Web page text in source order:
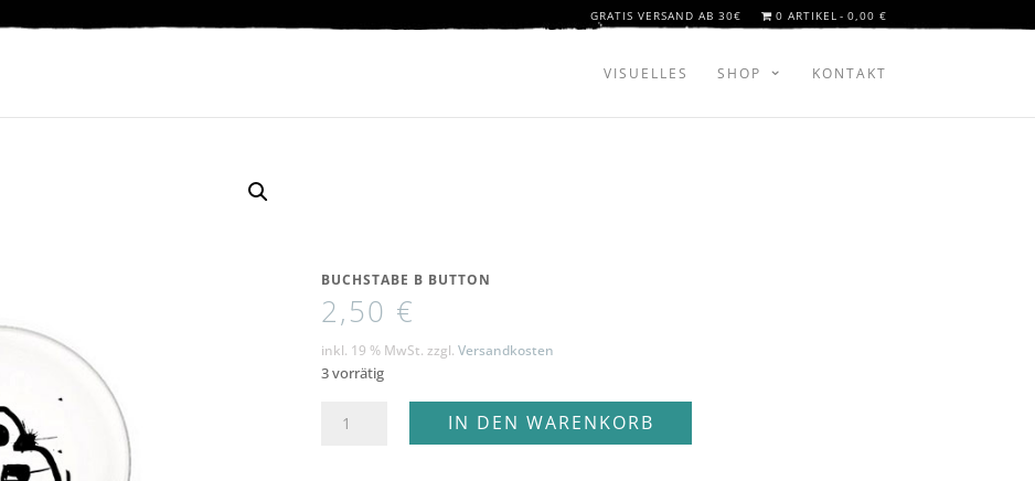
GRATIS VERSAND AB 30€ 0 ARTIKEL 0,00 €
VISUELLES SHOP KONTAKT
BUCHSTABE B BUTTON
2,50 €
inkl. 19 % MwSt. zzgl. Versandkosten
3 vorrätig
Buchstabe
IN DEN WARENKORB